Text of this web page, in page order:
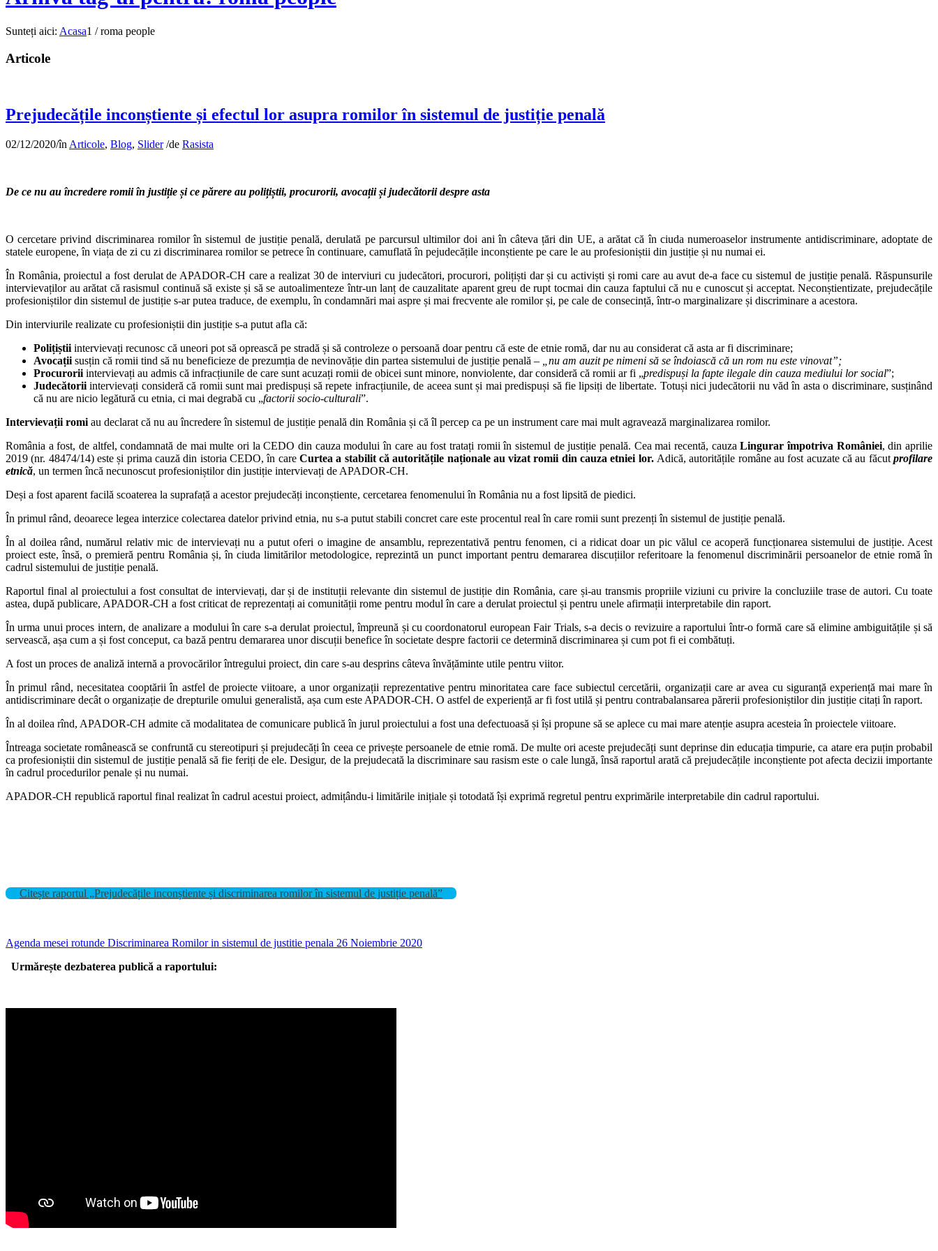
Sunteți aici: Acasa1 / roma people
Articole
Prejudecățile inconștiente și efectul lor asupra romilor în sistemul de justiție penală
02/12/2020/în Articole, Blog, Slider /de Rasista
De ce nu au încredere romii în justiție și ce părere au polițiștii, procurorii, avocații și judecătorii despre asta
O cercetare privind discriminarea romilor în sistemul de justiție penală, derulată pe parcursul ultimilor doi ani în câteva țări din UE, a arătat că în ciuda numeroaselor instrumente antidiscriminare, adoptate de
statele europene, în viața de zi cu zi discriminarea romilor se petrece în continuare, camuflată în pejudecățile inconștiente pe care le au profesioniștii din justiție și nu numai ei.
În România, proiectul a fost derulat de APADOR-CH care a realizat 30 de interviuri cu judecători, procurori, polițiști dar și cu activiști și romi care au avut de-a face cu sistemul de justiție penală. Răspunsurile
intervievaților au arătat că rasismul continuă să existe și să se autoalimenteze într-un lanț de cauzalitate aparent greu de rupt tocmai din cauza faptului că nu e cunoscut și acceptat. Neconștientizate, prejudecățile
profesioniștilor din sistemul de justiție s-ar putea traduce, de exemplu, în condamnări mai aspre și mai frecvente ale romilor și, pe cale de consecință, într-o marginalizare și discriminare a acestora.
Din interviurile realizate cu profesioniștii din justiție s-a putut afla că:
Polițiștii intervievați recunosc că uneori pot să oprească pe stradă și să controleze o persoană doar pentru că este de etnie romă, dar nu au considerat că asta ar fi discriminare;
Avocații susțin că romii tind să nu beneficieze de prezumția de nevinovăție din partea sistemului de justiție penală –
„nu am auzit pe nimeni să se îndoiască că un rom nu este vinovat”;
Procurorii intervievați au admis că infracțiunile de care sunt acuzați romii de obicei sunt minore, nonviolente, dar consideră că romii ar fi „predispuși la fapte ilegale din cauza mediului lor social”;
Judecătorii intervievați consideră că romii sunt mai predispuși să repete infracțiunile, de aceea sunt și mai predispuși să fie lipsiți de libertate. Totuși nici judecătorii nu văd în asta o discriminare, susținând
că nu are nicio legătură cu etnia, ci mai degrabă cu „factorii socio-culturali”.
Intervievații romi au declarat că nu au încredere în sistemul de justiție penală din România și că îl percep ca pe un instrument care mai mult agravează marginalizarea romilor.
România a fost, de altfel, condamnată de mai multe ori la CEDO din cauza modului în care au fost tratați romii în sistemul de justiție penală. Cea mai recentă, cauzaLingurar împotriva României, din aprilie
2019 (nr. 48474/14) este și prima cauză din istoria CEDO, în care Curtea a stabilit că autoritățile naționale au vizat romii din cauza etniei lor. Adică, autoritățile române au fost acuzate că au făcutprofilare
etnică, un termen încă necunoscut profesioniștilor din justiție intervievați de APADOR-CH.
Deși a fost aparent facilă scoaterea la suprafață a acestor prejudecăți inconștiente, cercetarea fenomenului în România nu a fost lipsită de piedici.
În primul rând, deoarece legea interzice colectarea datelor privind etnia, nu s-a putut stabili concret care este procentul real în care romii sunt prezenți în sistemul de justiție penală.
În al doilea rând, numărul relativ mic de intervievați nu a putut oferi o imagine de ansamblu, reprezentativă pentru fenomen, ci a ridicat doar un pic vălul ce acoperă funcționarea sistemului de justiție. Acest
proiect este, însă, o premieră pentru România și, în ciuda limitărilor metodologice, reprezintă un punct important pentru demararea discuțiilor referitoare la fenomenul discriminării persoanelor de etnie romă în
cadrul sistemului de justiție penală.
Raportul final al proiectului a fost consultat de intervievați, dar și de instituții relevante din sistemul de justiție din România, care și-au transmis propriile viziuni cu privire la concluziile trase de autori. Cu toate
astea, după publicare, APADOR-CH a fost criticat de reprezentați ai comunității rome pentru modul în care a derulat proiectul și pentru unele afirmații interpretabile din raport.
În urma unui proces intern, de analizare a modului în care s-a derulat proiectul, împreună și cu coordonatorul european Fair Trials, s-a decis o revizuire a raportului într-o formă care să elimine ambiguitățile și să
servească, așa cum a și fost conceput, ca bază pentru demararea unor discuții benefice în societate despre factorii ce determină discriminarea și cum pot fi ei combătuți.
A fost un proces de analiză internă a provocărilor întregului proiect, din care s-au desprins câteva învățăminte utile pentru viitor.
În primul rând, necesitatea cooptării în astfel de proiecte viitoare, a unor organizații reprezentative pentru minoritatea care face subiectul cercetării, organizații care ar avea cu siguranță experiență mai mare în
antidiscriminare decât o organizație de drepturile omului generalistă, așa cum este APADOR-CH. O astfel de experiență ar fi fost utilă și pentru contrabalansarea părerii profesioniștilor din justiție citați în raport.
În al doilea rînd, APADOR-CH admite că modalitatea de comunicare publică în jurul proiectului a fost una defectuoasă și își propune să se aplece cu mai mare atenție asupra acesteia în proiectele viitoare.
Întreaga societate românească se confruntă cu stereotipuri și prejudecăți în ceea ce privește persoanele de etnie romă. De multe ori aceste prejudecăți sunt deprinse din educația timpurie, ca atare era puțin probabil
ca profesioniștii din sistemul de justiție penală să fie feriți de ele. Desigur, de la prejudecată la discriminare sau rasism este o cale lungă, însă raportul arată că prejudecățile inconștiente pot afecta decizii importante
în cadrul procedurilor penale și nu numai.
APADOR-CH republică raportul final realizat în cadrul acestui proiect, admițându-i limitările inițiale și totodată își exprimă regretul pentru exprimările interpretabile din cadrul raportului.
Citește raportul „Prejudecățile inconștiente și discriminarea romilor în sistemul de justiție penală”
Agenda mesei rotunde Discriminarea Romilor in sistemul de justitie penala 26 Noiembrie 2020
Urmărește dezbaterea publică a raportului: